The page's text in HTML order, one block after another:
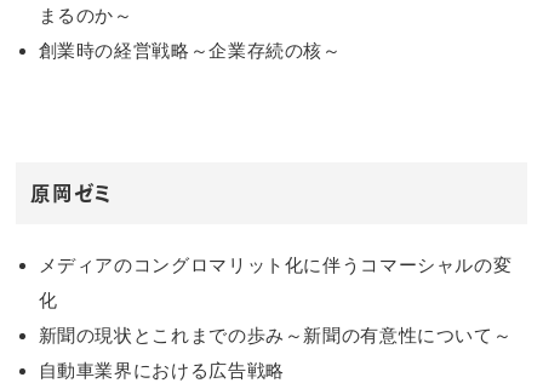
まるのか～
創業時の経営戦略～企業存続の核～
原岡ゼミ
メディアのコングロマリット化に伴うコマーシャルの変
化
新聞の現状とこれまでの歩み～新聞の有意性について～
自動車業界における広告戦略